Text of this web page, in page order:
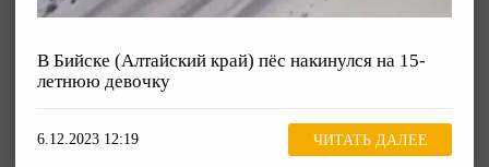
В Бийске (Алтайский край) пёс накинулся на 15-
летнюю девочку
6.12.2023 12:19 ЧИТАТЬ ДАЛЕЕ